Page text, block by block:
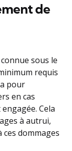
de
sous le
requis
pour
en cas
Cela
à autrui,
dommages